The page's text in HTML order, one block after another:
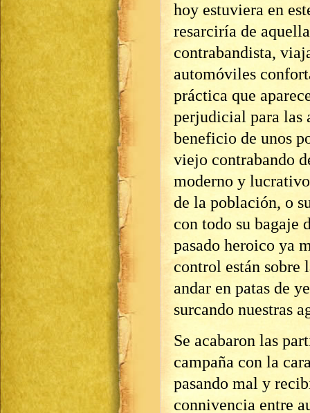
hoy estuviera en
resarciría de
contrabandista,
automóviles
práctica que
perjudicial para las
beneficio de unos
viejo contrabando
moderno y
de la población, o
con todo su bagaje
pasado heroico ya
control están sobre
andar en patas de
surcando nuestras
Se acabaron las
campaña con la
pasando mal y
connivencia entre